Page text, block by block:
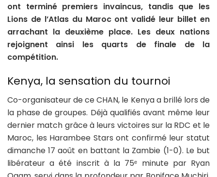
ont terminé premiers invaincus, tandis que les
Lions de l’Atlas du Maroc ont validé leur billet en
arrachant la deuxième place. Les deux nations
rejoignent ainsi les quarts de finale de la
compétition.
Kenya, la sensation du tournoi
Co-organisateur de ce CHAN, le Kenya a brillé lors de
la phase de groupes. Déjà qualifiés avant même leur
dernier match grâce à leurs victoires sur la RDC et le
Maroc, les Harambee Stars ont confirmé leur statut
dimanche 17 août en battant la Zambie (1-0). Le but
libérateur a été inscrit à la 75ᵉ minute par Ryan